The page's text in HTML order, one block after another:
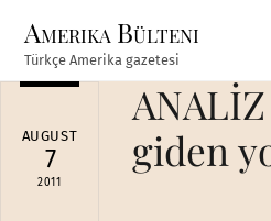
content
Amerika Bülteni
Türkçe Amerika gazetesi
AUGUST
7
2011
giden